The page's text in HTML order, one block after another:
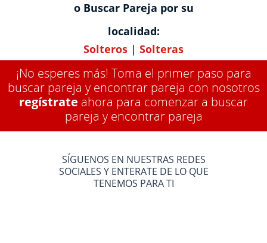
o Buscar Pareja por su
localidad:
Solteros | Solteras
¡No esperes más! Toma el primer paso para
buscar pareja y encontrar pareja con nosotros
regístrate ahora para comenzar a buscar
pareja y encontrar pareja
SÍGUENOS EN NUESTRAS REDES
SOCIALES Y ENTERATE DE LO QUE
TENEMOS PARA TI